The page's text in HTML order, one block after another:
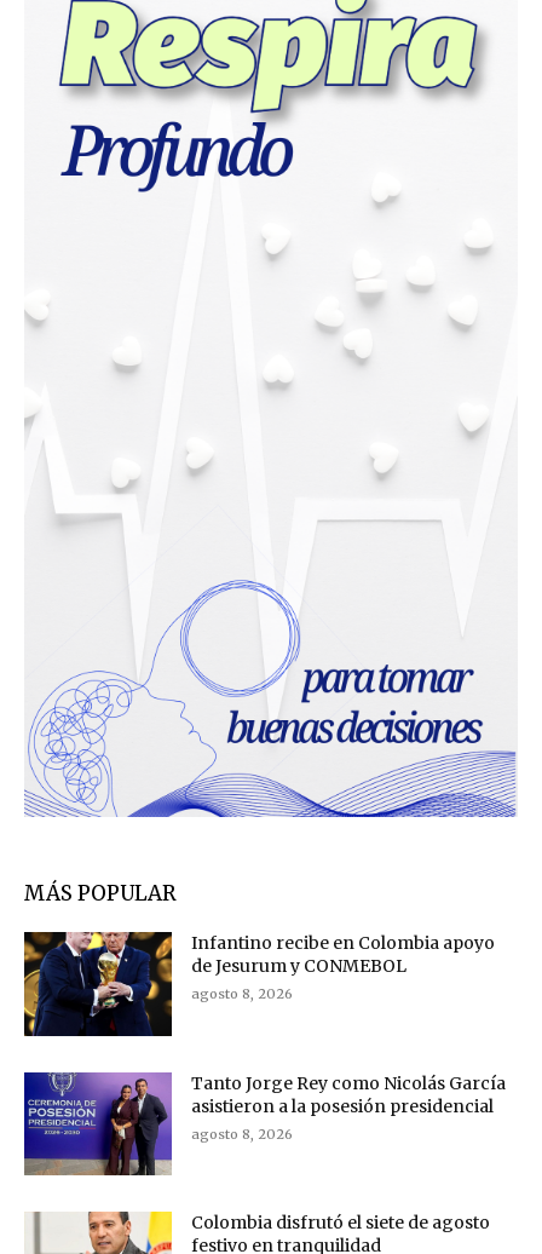
MÁS POPULAR
Infantino recibe en Colombia apoyo
de Jesurum y CONMEBOL
agosto 8, 2026
Tanto Jorge Rey como Nicolás García
asistieron a la posesión presidencial
agosto 8, 2026
Colombia disfrutó el siete de agosto
festivo en tranquilidad